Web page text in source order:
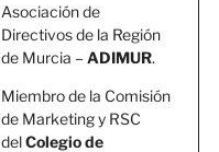
Asociación de
Directivos de la Región
de Murcia – ADIMUR.
Miembro de la Comisión
de Marketing y RSC
delColegio de